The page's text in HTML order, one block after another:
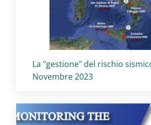
Titolo card:
La "gestione" del rischio
Novembre 2023